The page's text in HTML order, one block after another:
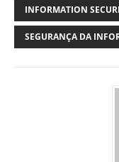
INFORMATION
SEGURANÇA DA